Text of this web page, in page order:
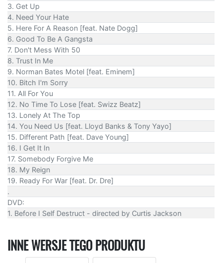
3. Get Up
4. Need Your Hate
5. Here For A Reason [feat. Nate Dogg]
6. Good To Be A Gangsta
7. Don't Mess With 50
8. Trust In Me
9. Norman Bates Motel [feat. Eminem]
10. Bitch I'm Sorry
11. All For You
12. No Time To Lose [feat. Swizz Beatz]
13. Lonely At The Top
14. You Need Us [feat. Lloyd Banks & Tony Yayo]
15. Different Path [feat. Dave Young]
16. I Get It In
17. Somebody Forgive Me
18. My Reign
19. Ready For War [feat. Dr. Dre]
.
DVD:
1. Before I Self Destruct - directed by Curtis Jackson
INNE WERSJE TEGO PRODUKTU